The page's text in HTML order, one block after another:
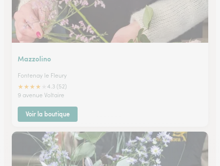
Mazzolino
Fontenay le Fleury
★★★★
4.3 (52)
9 avenue Voltaire
Voir la boutique